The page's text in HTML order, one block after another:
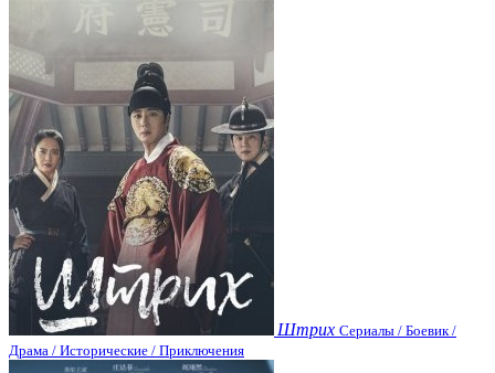
Штрих Сериалы / Боевик /
Драма / Исторические / Приключения